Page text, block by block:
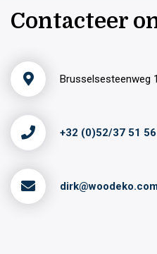
Contacteer
Brusselsesteenweg
+32 (0)52/37 51 56